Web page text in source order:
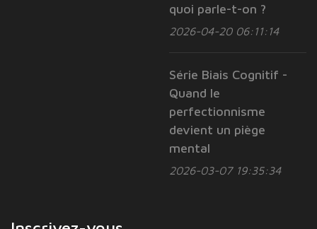
quoi parle-t-on ?
2026-04-20 06:11:14
Série Biais Cognitif -
Quand le
perfectionnisme
devient un piège
mental
2026-03-07 19:35:34